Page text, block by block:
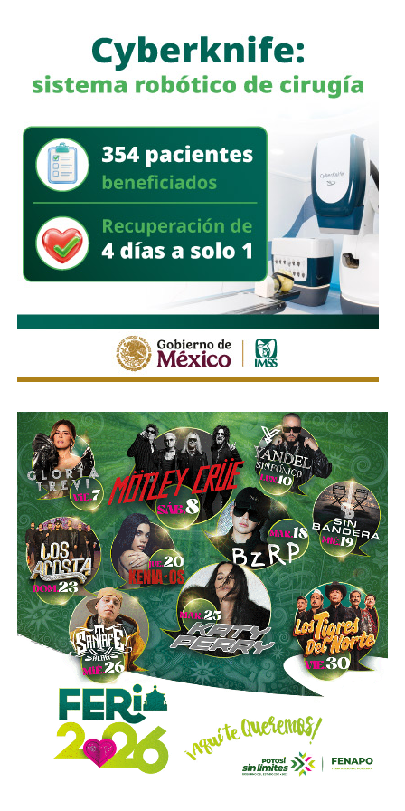
nuestro policía”, afirmóGarcía Cázares, quien llamó a la
ciudadanía a denunciar conductas irregulares de cualquier
corporación policial y habló de una “apertura total” de la
La fiscal señaló que, al momento de su declaración, no
había tenido contacto conVilla Gutiérrez ni con elalcalde
Enrique Galindo Ceballos
También lee:
Fiscalía indaga a policías municipales en
punto de venta de drogas